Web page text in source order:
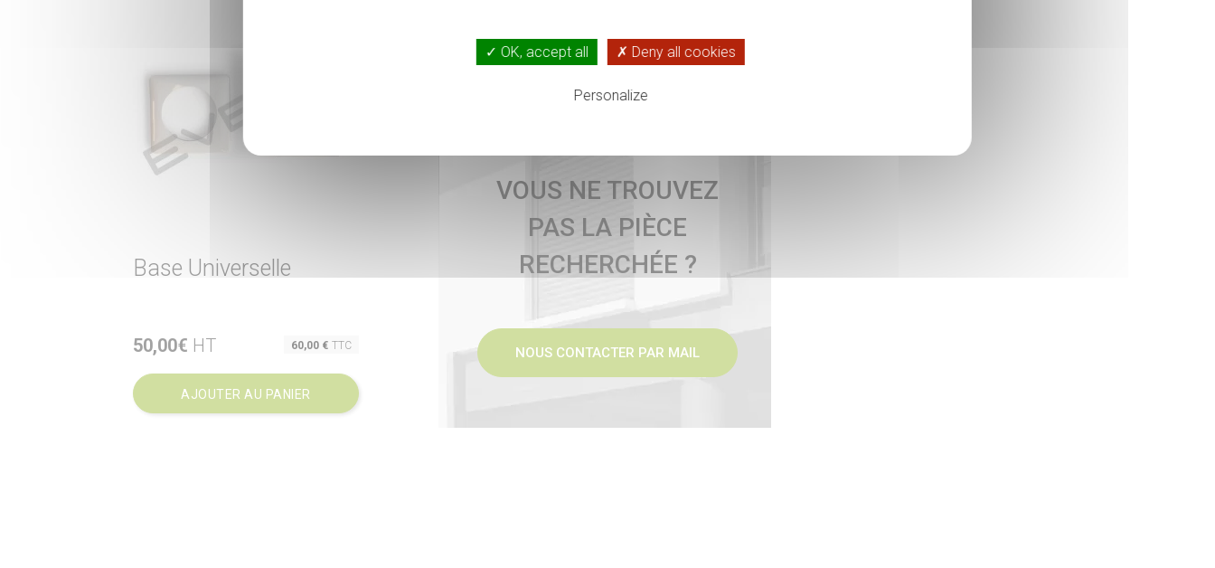
Base Universelle
50,00€ HT Prix
60,00 € TTC
AJOUTER AU PANIER
 Aperçu rapide
VOUS NE TROUVEZ
PAS LA PIÈCE
RECHERCHÉE ?
NOUS CONTACTER PAR MAIL
✓ OK, accept all ✗ Deny all cookies
Personalize